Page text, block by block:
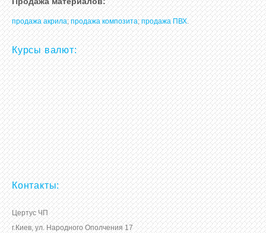
продажа акрила;продажа композита;продажа ПВХ.
Курсы валют:
Контакты:
Цертус ЧП
г.Киев, ул. Народного Ополчения 17